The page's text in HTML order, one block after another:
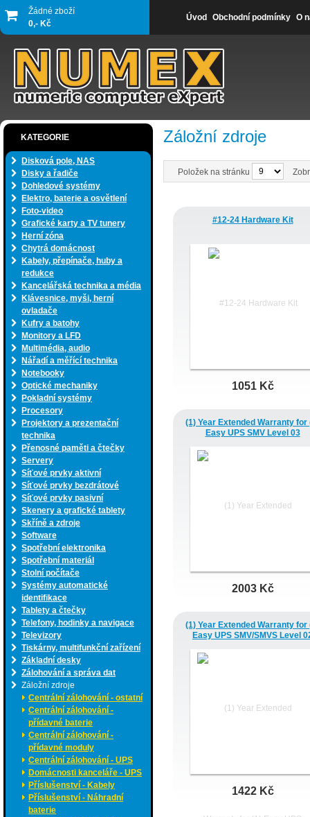
Žádné zboží
0,- Kč
Úvod Obchodní podmínky O
KATEGORIE
Disková pole, NAS
Disky a řadiče
Dohledové systémy
Elektro, baterie a osvětlení
Foto-video
Grafické karty a TV tunery
Herní zóna
Chytrá domácnost
Kabely, přepínače, huby a
redukce
Kancelářská technika a média
Klávesnice, myši, herní
ovladače
Kufry a batohy
Monitory a LFD
Multimédia, audio
Nářadí a měřící technika
Notebooky
Optické mechaniky
Pokladní systémy
Procesory
Projektory a prezentační
technika
Přenosné paměti a čtečky
Servery
Síťové prvky aktivní
Síťové prvky bezdrátové
Síťové prvky pasivní
Skenery a grafické tablety
Skříně a zdroje
Software
Spotřební elektronika
Spotřební materiál
Stolní počítače
Systémy automatické
identifikace
Tablety a čtečky
Telefony, hodinky a navigace
Televizory
Tiskárny, multifunkční zařízení
Základní desky
Zálohování a správa dat
Záložní zdroje
Centrální zálohování - ostatní
Centrální zálohování -
přídavné baterie
Centrální zálohování -
přídavné moduly
Centrální zálohování - UPS
Domácnosti kanceláře - UPS
Příslušenství - Kabely
Příslušenství - Náhradní
baterie
Záložní zdroje
Položek na stránku
#12-24 Hardware Kit
1051 Kč
(1) Year Extended Warranty for
Easy UPS SMV Level 03
2003 Kč
(1) Year Extended Warranty for
Easy UPS SMV/SMVS Level
1422 Kč